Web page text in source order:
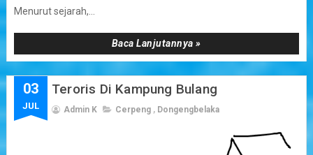
Menurut sejarah,...
Baca Lanjutannya »
03
JUL
Teroris Di Kampung Bulang
Admin K Cerpeng , Dongengbelaka